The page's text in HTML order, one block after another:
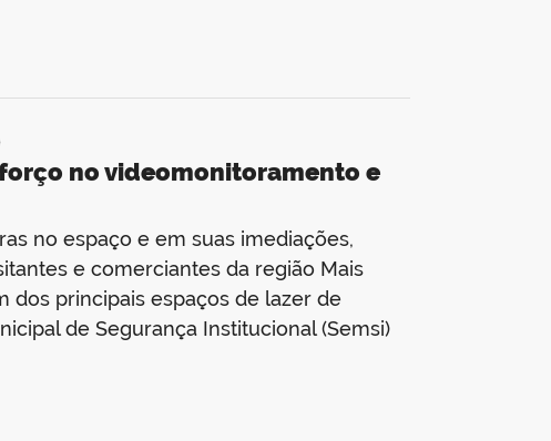
no videomonitoramento e
no espaço e em suas imediações,
e comerciantes da região Mais
principais espaços de lazer de
de Segurança Institucional (Semsi)